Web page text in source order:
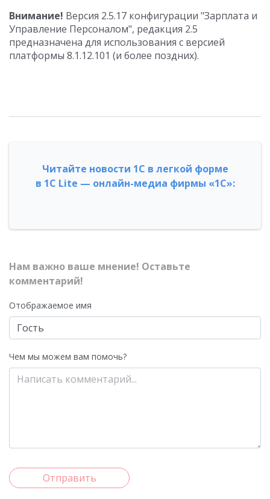
Внимание! Версия 2.5.17 конфигурации "Зарплата и
Управление Персоналом", редакция 2.5
предназначена для использования с версией
платформы 8.1.12.101 (и более поздних).
Читайте новости 1С в легкой форме
в 1С Lite — онлайн-медиа фирмы «1С»:
Нам важно ваше мнение! Оставьте
комментарий!
Отображаемое имя
Чем мы можем вам помочь?
Отправить